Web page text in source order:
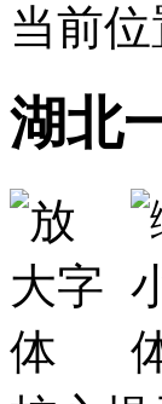
当前位
湖北